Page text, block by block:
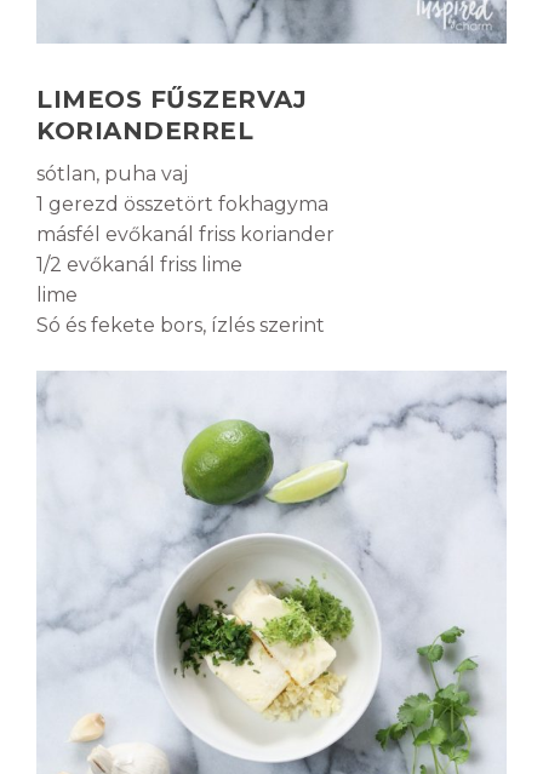
LIMEOS FŰSZERVAJ
KORIANDERREL
sótlan, puha vaj
1 gerezd összetört fokhagyma
másfél evőkanál friss koriander
1/2 evőkanál friss lime
lime
Só és fekete bors, ízlés szerint